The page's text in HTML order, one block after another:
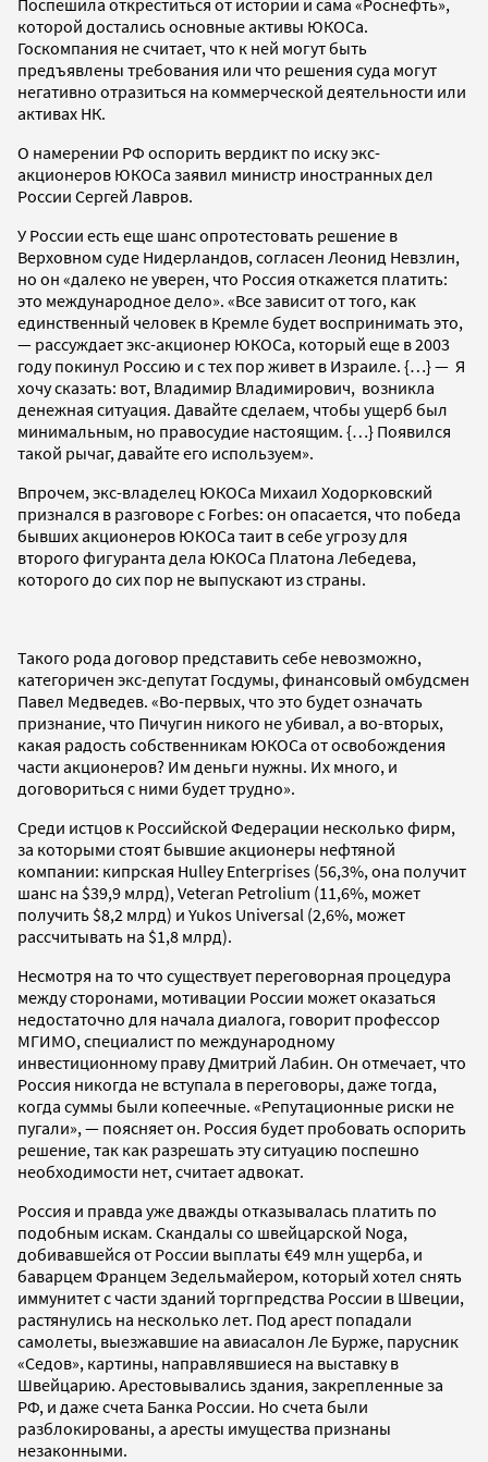
которой достались основные активы ЮКОСа.
Госкомпания не считает, что к ней могут быть
предъявлены требования или что решения суда могут
негативно отразиться на коммерческой деятельности или
активах НК.
О намерении РФ оспорить вердикт по иску экс-
акционеров ЮКОСа заявил министр иностранных дел
России Сергей Лавров.
У России есть еще шанс опротестовать решение в
Верховном суде Нидерландов, согласен Леонид Невзлин,
но он «далеко не уверен, что Россия откажется платить:
это международное дело». «Все зависит от того, как
единственный человек в Кремле будет воспринимать это,
— рассуждает экс-акционер ЮКОСа, который еще в 2003
году покинул Россию и с тех пор живет в Израиле. {…} — Я
хочу сказать: вот, Владимир Владимирович, возникла
денежная ситуация. Давайте сделаем, чтобы ущерб был
минимальным, но правосудие настоящим. {…} Появился
такой рычаг, давайте его используем».
Впрочем, экс-владелец ЮКОСа Михаил Ходорковский
признался в разговоре с Forbes: он опасается, что победа
бывших акционеров ЮКОСа таит в себе угрозу для
второго фигуранта дела ЮКОСа Платона Лебедева,
которого до сих пор не выпускают из страны.
Такого рода договор представить себе невозможно,
категоричен экс-депутат Госдумы, финансовый омбудсмен
Павел Медведев. «Во-первых, что это будет означать
признание, что Пичугин никого не убивал, а во-вторых,
какая радость собственникам ЮКОСа от освобождения
части акционеров? Им деньги нужны. Их много, и
договориться с ними будет трудно».
Среди истцов к Российской Федерации несколько фирм,
за которыми стоят бывшие акционеры нефтяной
компании: кипрская Hulley Enterprises (56,3%, она получит
шанс на $39,9 млрд), Veteran Petrolium (11,6%, может
получить $8,2 млрд) и Yukos Universal (2,6%, может
рассчитывать на $1,8 млрд).
Несмотря на то что существует переговорная процедура
между сторонами, мотивации России может оказаться
недостаточно для начала диалога, говорит профессор
МГИМО, специалист по международному
инвестиционному праву Дмитрий Лабин. Он отмечает, что
Россия никогда не вступала в переговоры, даже тогда,
когда суммы были копеечные. «Репутационные риски не
пугали», — поясняет он. Россия будет пробовать оспорить
решение, так как разрешать эту ситуацию поспешно
необходимости нет, считает адвокат.
Россия и правда уже дважды отказывалась платить по
подобным искам. Скандалы со швейцарской Noga,
добивавшейся от России выплаты €49 млн ущерба, и
баварцем Францем Зедельмайером, который хотел снять
иммунитет с части зданий торгпредства России в Швеции,
растянулись на несколько лет. Под арест попадали
самолеты, выезжавшие на авиасалон Ле Бурже, парусник
«Седов», картины, направлявшиеся на выставку в
Швейцарию. Арестовывались здания, закрепленные за
РФ, и даже счета Банка России. Но счета были
разблокированы, а аресты имущества признаны
незаконными.